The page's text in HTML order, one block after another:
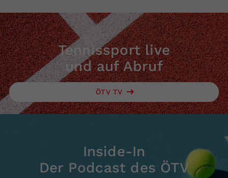
Tennissport live
und auf Abruf
ÖTV TV
Inside-In
Der Podcast des ÖTV